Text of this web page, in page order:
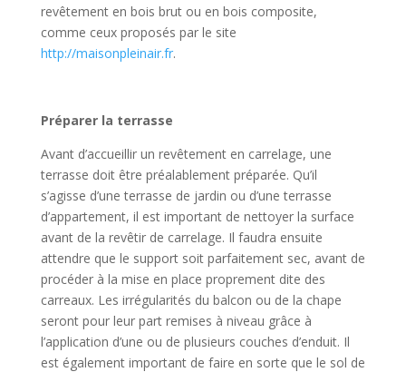
revêtement en bois brut ou en bois composite,
comme ceux proposés par le site
http://maisonpleinair.fr.
Préparer la terrasse
Avant d’accueillir un revêtement en carrelage, une
terrasse doit être préalablement préparée. Qu’il
s’agisse d’une terrasse de jardin ou d’une terrasse
d’appartement, il est important de nettoyer la surface
avant de la revêtir de carrelage. Il faudra ensuite
attendre que le support soit parfaitement sec, avant de
procéder à la mise en place proprement dite des
carreaux. Les irrégularités du balcon ou de la chape
seront pour leur part remises à niveau grâce à
l’application d’une ou de plusieurs couches d’enduit. Il
est également important de faire en sorte que le sol de